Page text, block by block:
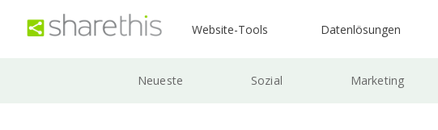
Website-Tools Datenlösungen
Neueste Sozial Marketing